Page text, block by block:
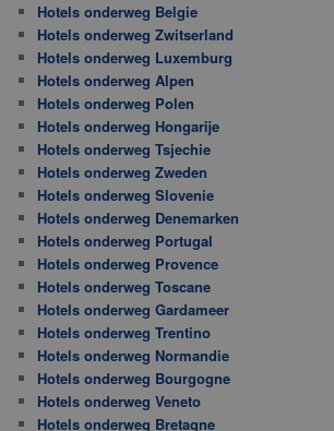
Hotels onderweg Belgie
Hotels onderweg Zwitserland
Hotels onderweg Luxemburg
Hotels onderweg Alpen
Hotels onderweg Polen
Hotels onderweg Hongarije
Hotels onderweg Tsjechie
Hotels onderweg Zweden
Hotels onderweg Slovenie
Hotels onderweg Denemarken
Hotels onderweg Portugal
Hotels onderweg Provence
Hotels onderweg Toscane
Hotels onderweg Gardameer
Hotels onderweg Trentino
Hotels onderweg Normandie
Hotels onderweg Bourgogne
Hotels onderweg Veneto
Hotels onderweg Bretagne